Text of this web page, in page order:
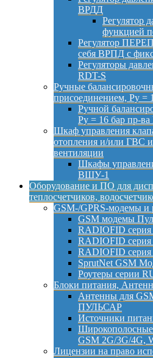
ВРДД
Регулятор
функцией
Регулятор
себя ВРПД с
Регуляторы
RDT-S
Ручные
присоединением, Py =
Ручной
Py = 16 бар пр-ва
Шкаф управления
отопления и/или ГВС
вентиляции
Шкафы
ВШУ-1
Оборудование и ПО для
теплосчетчиков,
GSM-/GPRS-модемы и
GSM модемы
RADIOFID серия
RADIOFID серия
RADIOFID серия
SprutNet GSM
Роутеры серии
Блоки питания,
Антенны для
ПУЛЬСАР
Источники
Широкополосные
GSM 2G/3G/4G,
Лицензии на право